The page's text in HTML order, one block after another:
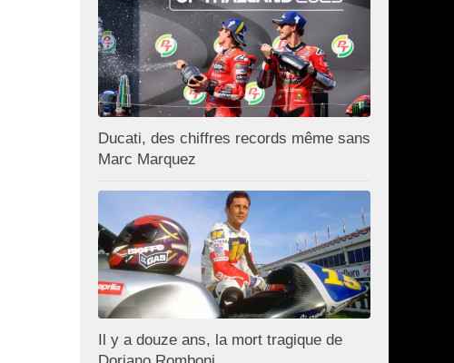
Ducati, des chiffres records même sans
Marc Marquez
Il y a douze ans, la mort tragique de